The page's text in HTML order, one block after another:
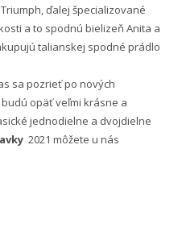
ďalej špecializované
a to spodnú bielizeň Anita a
talianskej spodné prádlo
sa pozrieť po nových
opäť veľmi krásne a
jednodielne a dvojdielne
2021 môžete u nás